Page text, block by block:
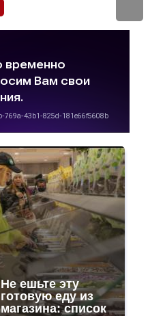
Не ешьте эту
готовую еду из
магазина: список